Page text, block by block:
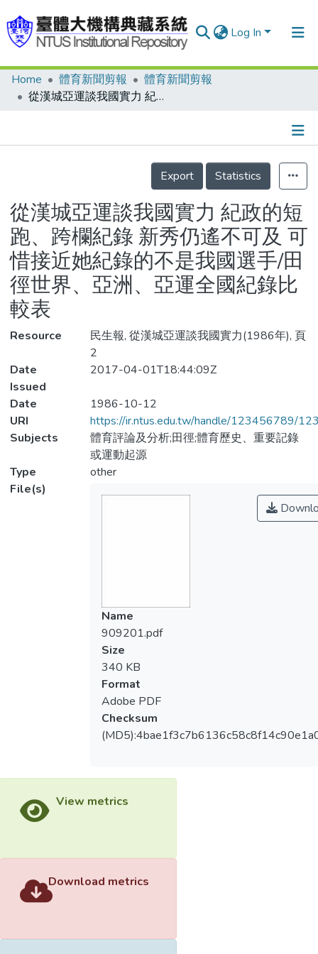
Log In
Communities & Collections
Statistics
Home 體育新聞剪報
體育新聞剪報
從漢城亞運談我國實力 紀政的短跑、跨欄紀錄 新秀仍遙不可及 可惜接近她紀錄的不是我國選手/田徑世界、亞洲、亞運全國紀錄比較表
Details
Export
Statistics
從漢城亞運談我國實力 紀政的短
跑、跨欄紀錄 新秀仍遙不可及 可
惜接近她紀錄的不是我國選手/田
徑世界、亞洲、亞運全國紀錄比
較表
Resource
民生報, 從漢城亞運談我國實力(1986年), 頁
2
Date
Issued
2017-04-01T18:44:09Z
Date
1986-10-12
URI
https://ir.ntus.edu.tw/handle/123456789/
Subjects
體育評論及分析;田徑;體育歷史、重要記錄
或運動起源
Type
other
File(s)
Name
909201.pdf
Size
340 KB
Format
Adobe PDF
Checksum
View metrics
Download metrics